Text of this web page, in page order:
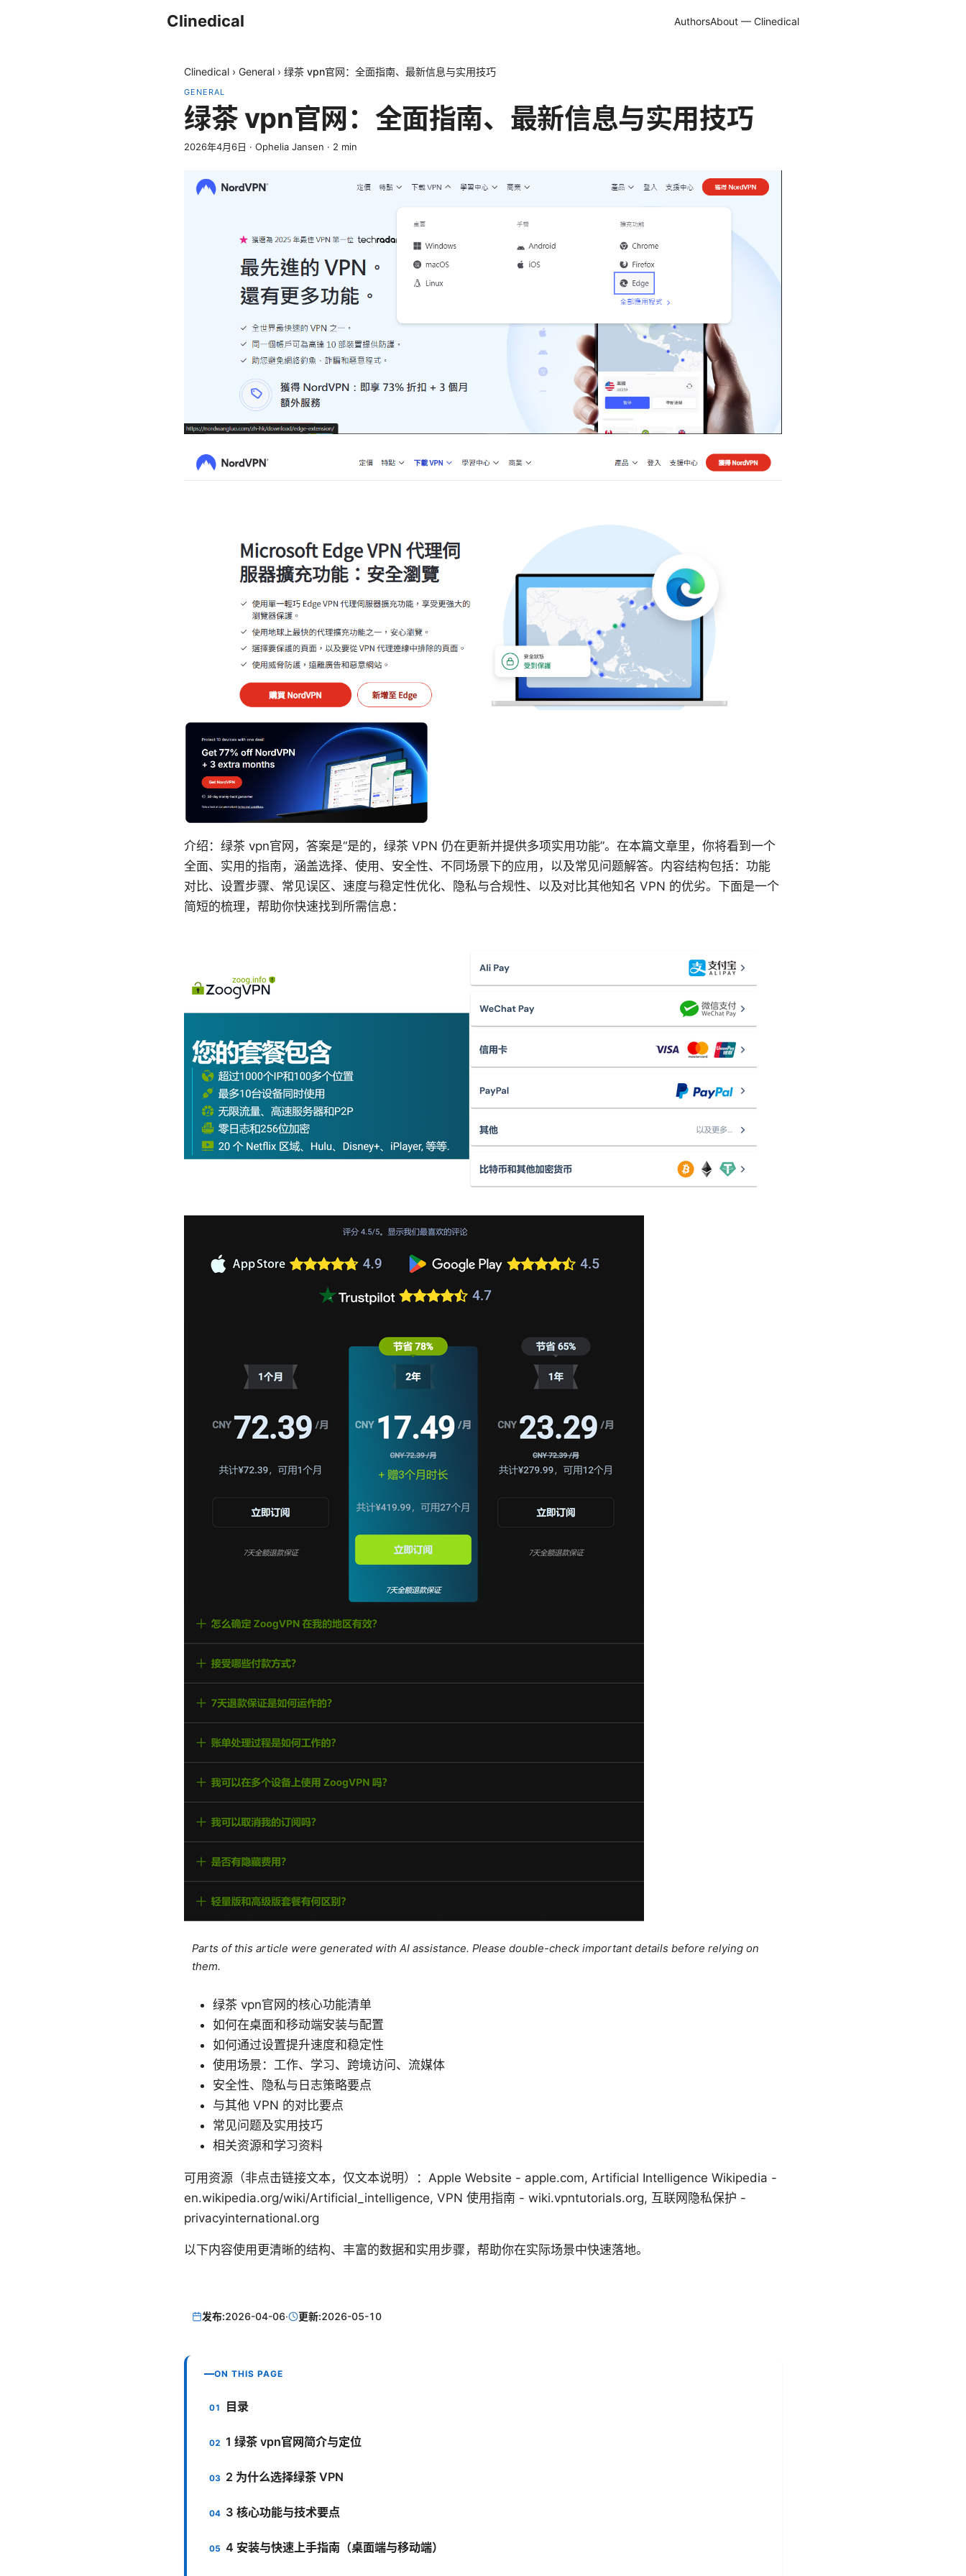
Clinedical AuthorsAbout — Clinedical
Clinedical › General › 绿茶 vpn官网：全面指南、最新信息与实用技巧
GENERAL
绿茶 vpn官网：全面指南、最新信息与实用技巧
2026年4月6日 · Ophelia Jansen · 2 min
介绍：绿茶 vpn官网，答案是“是的，绿茶 VPN 仍在更新并提供多项实用功能”。在本篇文章里，你将看到一个
全面、实用的指南，涵盖选择、使用、安全性、不同场景下的应用，以及常见问题解答。内容结构包括：功能
对比、设置步骤、常见误区、速度与稳定性优化、隐私与合规性、以及对比其他知名 VPN 的优劣。下面是一个
简短的梳理，帮助你快速找到所需信息：
Parts of this article were generated with AI assistance. Please double-check important details before relying on
them.
绿茶 vpn官网的核心功能清单
如何在桌面和移动端安装与配置
如何通过设置提升速度和稳定性
使用场景：工作、学习、跨境访问、流媒体
安全性、隐私与日志策略要点
与其他 VPN 的对比要点
常见问题及实用技巧
相关资源和学习资料
可用资源（非点击链接文本，仅文本说明）：Apple Website - apple.com, Artificial Intelligence Wikipedia -
en.wikipedia.org/wiki/Artificial_intelligence, VPN 使用指南 - wiki.vpntutorials.org, 互联网隐私保护 -
privacyinternational.org
以下内容使用更清晰的结构、丰富的数据和实用步骤，帮助你在实际场景中快速落地。
发布:2026-04-06· 更新:2026-05-10
ON THIS PAGE
目录
1 绿茶 vpn官网简介与定位
2 为什么选择绿茶 VPN
3 核心功能与技术要点
4 安装与快速上手指南（桌面端与移动端）